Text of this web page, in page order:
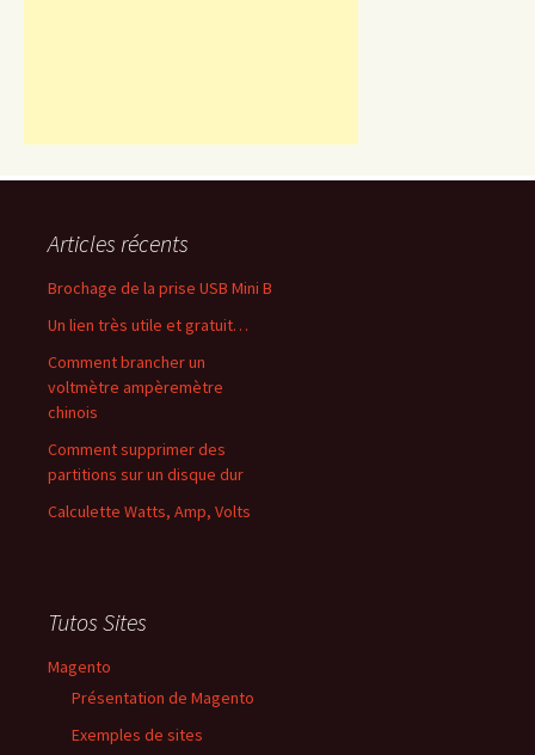
Articles récents
Brochage de la prise USB Mini B
Un lien très utile et gratuit…
Comment brancher un
voltmètre ampèremètre
chinois
Comment supprimer des
partitions sur un disque dur
Calculette Watts, Amp, Volts
Tutos Sites
Magento
Présentation de Magento
Exemples de sites